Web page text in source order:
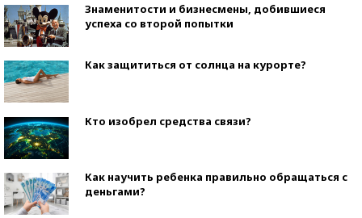
Знаменитости и бизнесмены, добившиеся
успеха со второй попытки
Как защититься от солнца на курорте?
Кто изобрел средства связи?
Как научить ребенка правильно обращаться с
деньгами?